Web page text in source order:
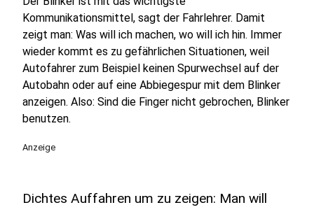
Kommunikationsmittel, sagt der Fahrlehrer. Damit
zeigt man: Was will ich machen, wo will ich hin. Immer
wieder kommt es zu gefährlichen Situationen, weil
Autofahrer zum Beispiel keinen Spurwechsel auf der
Autobahn oder auf eine Abbiegespur mit dem Blinker
anzeigen. Also: Sind die Finger nicht gebrochen, Blinker
benutzen.
Anzeige
Dichtes Auffahren um zu zeigen: Man will